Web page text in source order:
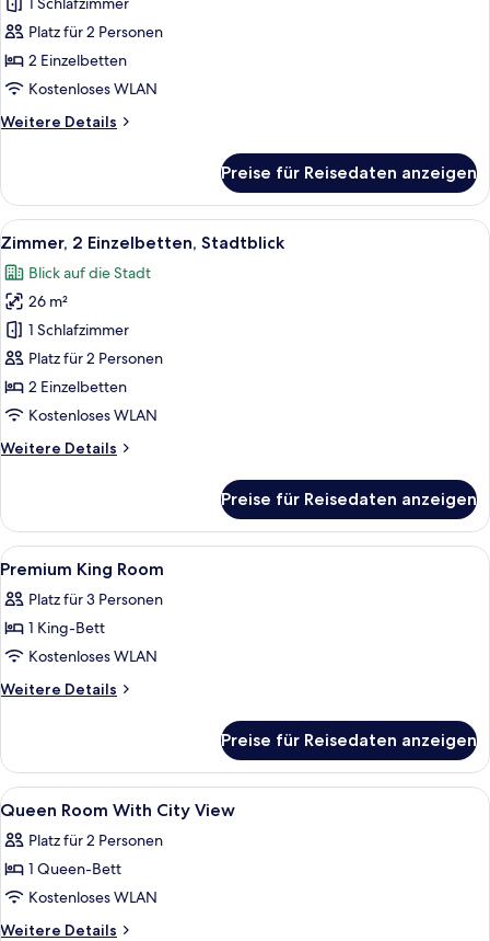
Zimmer,
2 Einzelbetten
anzeigen
Platz für 2 Personen
2 Einzelbetten
Kostenloses WLAN
Weitere Details
Weitere
2 Einzelbetten
Preise für Reisedaten anzeigen
Alle
Fotos
für
Zimmer,
2 Einzelbetten,
Stadtblick
anzeigen
Ein Hotelzimmer mit zwei Betten,
10
Zimmer, 2 Einzelbetten, Stadtblick
Blick auf die Stadt
26 m²
1 Schlafzimmer
Platz für 2 Personen
2 Einzelbetten
Kostenloses WLAN
Weitere Details
Weitere
2 Einzelbetten,
Stadtblick
Preise für Reisedaten anzeigen
Alle
Fotos
für
Premium
King
Room
Minibar, Zimmersafe, Schreibtisch,
4
Premium King Room
Platz für 3 Personen
1 King-Bett
Kostenloses WLAN
Weitere Details
Weitere
King
Room
Preise für Reisedaten anzeigen
Alle
Fotos
für
Queen
Room
With
Minibar, Zimmersafe, Schreibtisch,
3
Queen Room With City View
Platz für 2 Personen
1 Queen-Bett
Kostenloses WLAN
Weitere Details
Weitere